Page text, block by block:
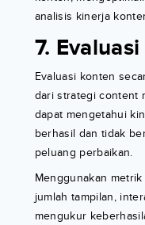
analisis kinerja
7.
Evaluasi konten
dari strategi content
dapat mengetahui
berhasil dan tidak
peluang perbaikan.
Menggunakan
jumlah tampilan,
mengukur